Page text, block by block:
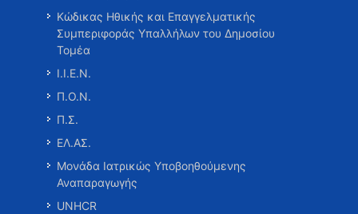
Κώδικας Ηθικής και Επαγγελματικής
Συμπεριφοράς Υπαλλήλων του Δημοσίου
Τομέα
Ι.Ι.Ε.Ν.
Π.Ο.Ν.
Π.Σ.
ΕΛ.ΑΣ.
Μονάδα Ιατρικώς Υποβοηθούμενης
Αναπαραγωγής
UNHCR